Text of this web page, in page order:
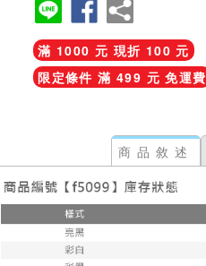
滿 1000 元 現折 100 元
限定條件 滿 499 元 免運費
商品敘述